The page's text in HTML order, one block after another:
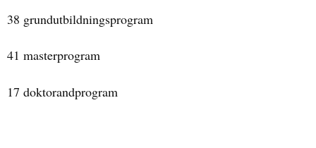
38 grundutbildningsprogram
41 masterprogram
17 doktorandprogram